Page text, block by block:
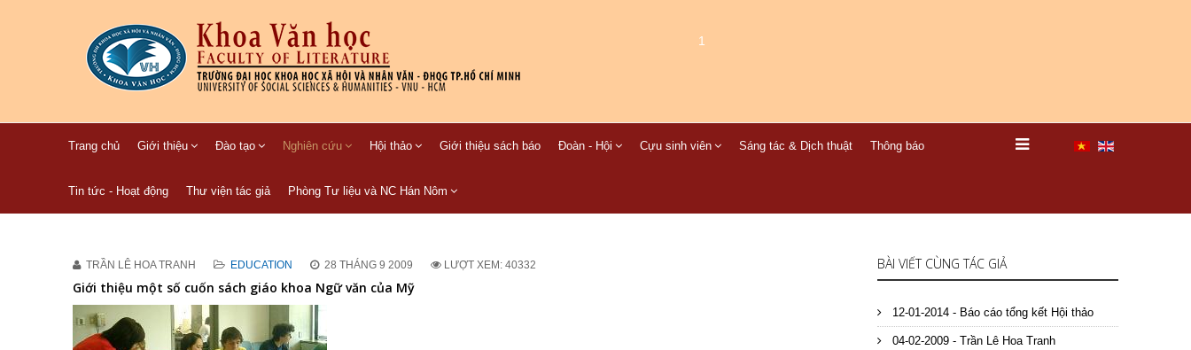
1
Trang chủ Giới thiệu Đào tạo Nghiên cứu Hội thảo Giới thiệu sách báo Đoàn - Hội Cựu sinh viên Sáng tác & Dịch thuật Thông báo
Tin tức - Hoạt động Thư viện tác giả Phòng Tư liệu và NC Hán Nôm
TRẦN LÊ HOA TRANH EDUCATION 28 THÁNG 9 2009 LƯỢT XEM: 40332
Giới thiệu một số cuốn sách giáo khoa Ngữ văn của Mỹ
BÀI VIẾT CÙNG TÁC GIẢ
12-01-2014 - Báo cáo tổng kết Hội thảo
04-02-2009 - Trần Lê Hoa Tranh